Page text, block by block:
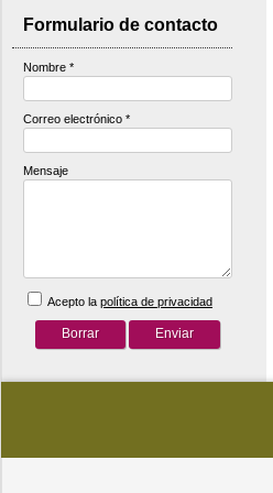
Formulario de contacto
Nombre *
Correo electrónico *
Mensaje
Acepto la política de privacidad